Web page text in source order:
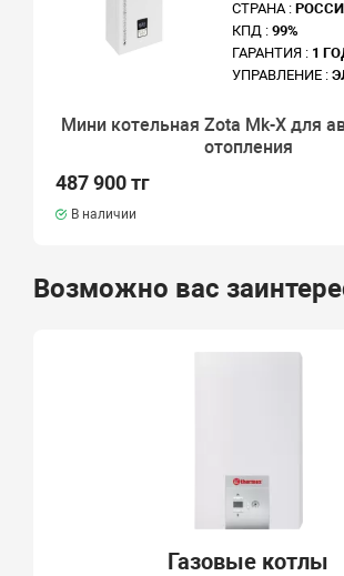
СТРАНА :
КПД :99%
ГАРАНТИЯ : 1
УПРАВЛЕНИЕ :
Мини котельная Zota Мk-X для
отопления
487 900 тг
В наличии
Возможно вас
Газовые котлы